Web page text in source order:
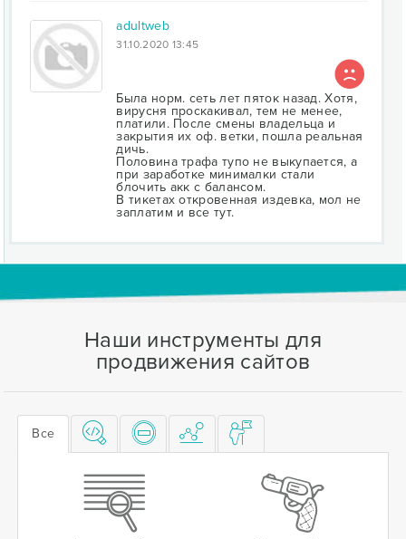
adultweb
31.10.2020 13:45
Была норм. сеть лет пяток назад. Хотя,
вирусня проскакивал, тем не менее,
платили. После смены владельца и
закрытия их оф. ветки, пошла реальная
дичь.
Половина трафа тупо не выкупается, а
при заработке минималки стали
блочить акк с балансом.
В тикетах откровенная издевка, мол не
заплатим и все тут.
Наши инструменты для
продвижения сайтов
Все